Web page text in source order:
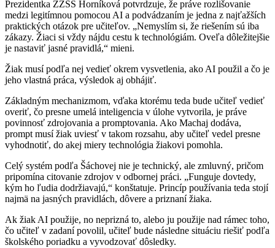
Prezidentka ZZŠS Horníková potvrdzuje, že práve rozlišovanie
medzi legitímnou pomocou AI a podvádzaním je jedna z najťažších
praktických otázok pre učiteľov. „Nemyslím si, že riešením sú iba
zákazy. Žiaci si vždy nájdu cestu k technológiám. Oveľa dôležitejšie
je nastaviť jasné pravidlá,“ mieni.
Žiak musí podľa nej vedieť okrem vysvetlenia, ako AI použil a čo je
jeho vlastná práca, výsledok aj obhájiť.
Základným mechanizmom, vďaka ktorému teda bude učiteľ vedieť
overiť, čo presne umelá inteligencia v úlohe vytvorila, je práve
povinnosť zdrojovania a promptovania. Ako Machaj dodáva,
prompt musí žiak uviesť v takom rozsahu, aby učiteľ vedel presne
vyhodnotiť, do akej miery technológia žiakovi pomohla.
Celý systém podľa Šáchovej nie je technický, ale zmluvný, pričom
pripomína citovanie zdrojov v odbornej práci. „Funguje dovtedy,
kým ho ľudia dodržiavajú,“ konštatuje. Princíp používania teda stojí
najmä na jasných pravidlách, dôvere a priznaní žiaka.
Ak žiak AI použije, no neprizná to, alebo ju použije nad rámec toho,
čo učiteľ v zadaní povolil, učiteľ bude následne situáciu riešiť podľa
školského poriadku a vyvodzovať dôsledky.